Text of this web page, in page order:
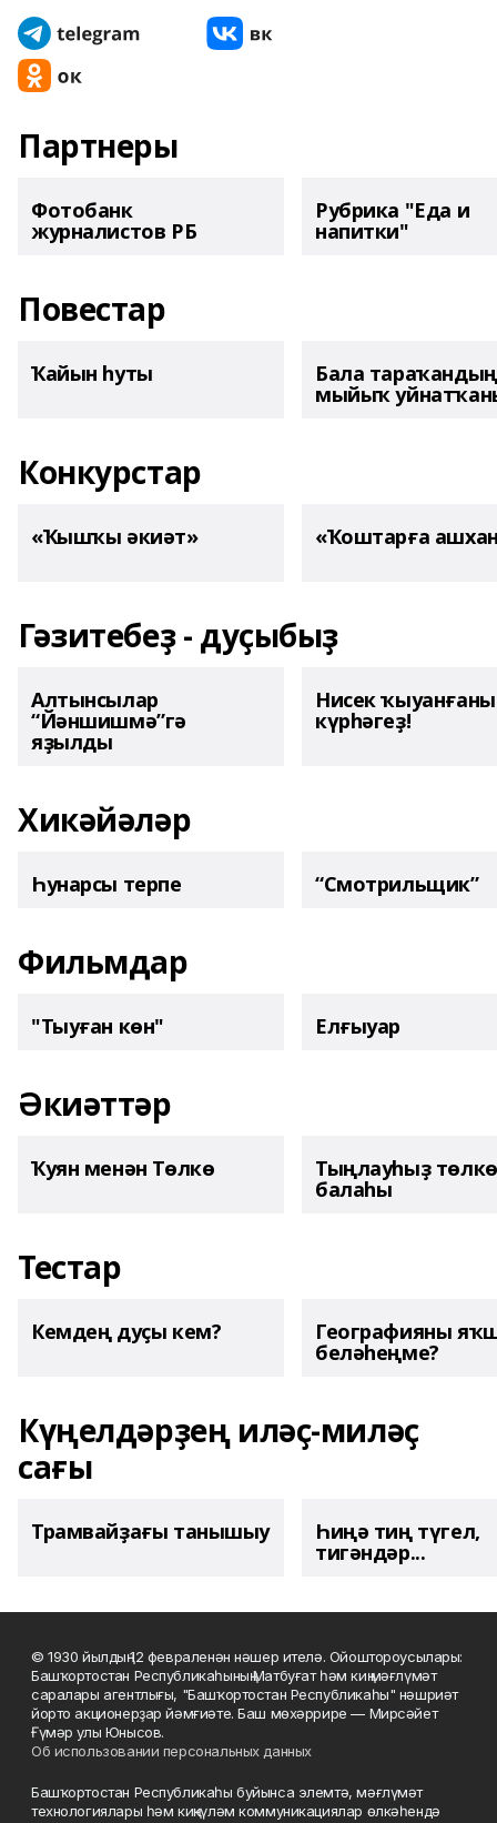
Партнеры
Фотобанк
журналистов РБ
Рубрика "Еда и
напитки"
Повестар
Ҡайын һуты Бала тараҡандың
мыйыҡ
Конкурстар
«Ҡышҡы әкиәт» «Ҡоштарға
Гәзитебеҙ - дуҫыбыҙ
Алтынсылар
“Йәншишмә”гә
яҙылды
Нисек
күрһәгеҙ!
Хикәйәләр
Һунарсы терпе “Смотрильщик”
Фильмдар
"Тыуған көн" Елғыуар
Әкиәттәр
Ҡуян менән Төлкө Тыңлауһыҙ төлкө
балаһы
Тестар
Кемдең дуҫы кем? Географияны
беләһеңме?
Күңелдәрҙең иләҫ-миләҫ
сағы
Трамвайҙағы танышыу Һиңә тиң түгел,
тигәндәр...
© 1930 йылдың 12 февраленән нәшер ителә. Ойоштороусылары:
Башҡортостан Республикаһының Матбуғат һәм киң мәғлүмәт
саралары агентлығы, "Башҡортостан Республикаһы" нәшриәт
йорто акционерҙар йәмғиәте. Баш мөхәррире — Мирсәйет
Ғүмәр улы Юнысов.
Об использовании персональных данных
Башҡортостан Республикаһы буйынса элемтә, мәғлүмәт
технологиялары һәм киңкүләм коммуникациялар өлкәһендә